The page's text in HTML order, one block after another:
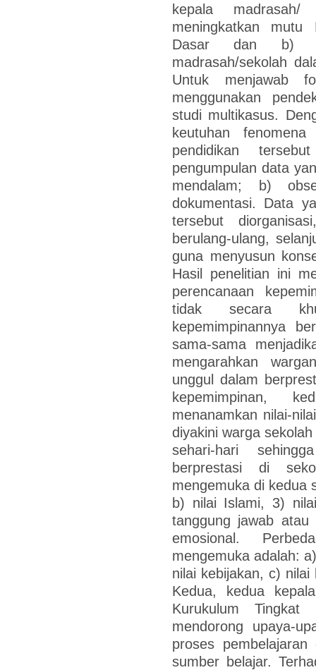
kepala
meningkatkan mutu
Dasar dan b)
madrasah/sekolah
Untuk menjawab
menggunakan
studi multikasus.
keutuhan
pendidikan
pengumpulan data
mendalam; b)
dokumentasi. Data
tersebut
berulang-ulang,
guna menyusun
Hasil penelitian ini
perencanaan
tidak secara
kepemimpinannya
sama-sama
mengarahkan
unggul dalam
kepemimpinan,
menanamkan nilai-
diyakini warga
sehari-hari
berprestasi di
mengemuka di kedua
b) nilai Islami, 3)
tanggung jawab
emosional.
mengemuka adalah:
nilai kebijakan, c)
Kedua, kedua
Kurukulum
mendorong upaya-
proses pembelajaran
sumber belajar.